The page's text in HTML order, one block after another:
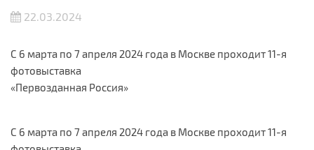
22.03.2024
С 6 марта по 7 апреля 2024 года в Москве проходит 11-я
фотовыставка
«Первозданная Россия»
С 6 марта по 7 апреля 2024 года в Москве проходит 11-я